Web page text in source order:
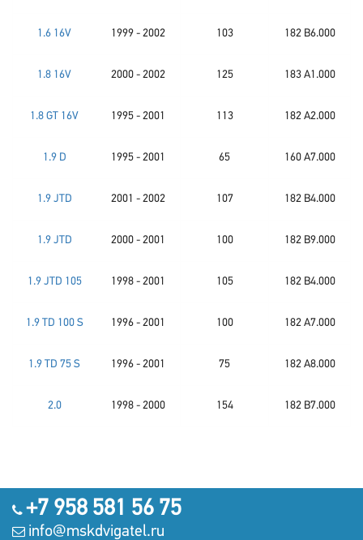
1.6 16V 1999 - 2002 103 182 B6.000
1.8 16V 2000 - 2002 125 183 A1.000
1.8 GT 16V 1995 - 2001 113 182 A2.000
1.9 D 1995 - 2001 65 160 A7.000
1.9 JTD 2001 - 2002 107 182 B4.000
1.9 JTD 2000 - 2001 100 182 B9.000
1.9 JTD 105 1998 - 2001 105 182 B4.000
1.9 TD 100 S 1996 - 2001 100 182 A7.000
1.9 TD 75 S 1996 - 2001 75 182 A8.000
2.0 1998 - 2000 154 182 B7.000
+7 958 581 56 75
info@mskdvigatel.ru